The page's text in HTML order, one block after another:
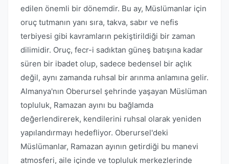
edilen önemli bir dönemdir. Bu ay, Müslümanlar için
oruç tutmanın yanı sıra, takva, sabır ve nefis
terbiyesi gibi kavramların pekiştirildiği bir zaman
dilimidir. Oruç, fecr-i sadıktan güneş batışına kadar
süren bir ibadet olup, sadece bedensel bir açlık
değil, aynı zamanda ruhsal bir arınma anlamına gelir.
Almanya'nın Oberursel şehrinde yaşayan Müslüman
topluluk, Ramazan ayını bu bağlamda
değerlendirerek, kendilerini ruhsal olarak yeniden
yapılandırmayı hedefliyor. Oberursel'deki
Müslümanlar, Ramazan ayının getirdiği bu manevi
atmosferi, aile içinde ve topluluk merkezlerinde